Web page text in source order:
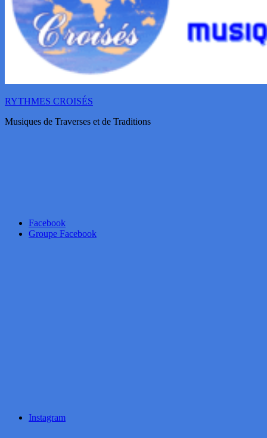
RYTHMES CROISÉS
Musiques de Traverses et de Traditions
Facebook
Groupe Facebook
Instagram